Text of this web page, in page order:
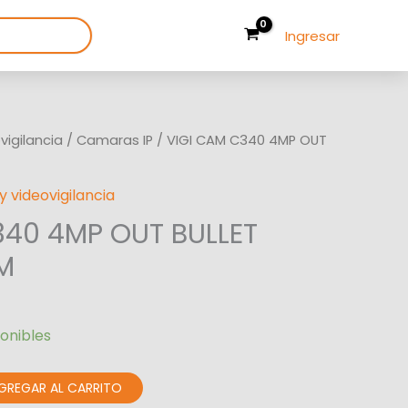
Ingresar
/ Camaras IP / VIGI CAM C340 4MP OUT
videovigilancia
4MP OUT BULLET
AL CARRITO